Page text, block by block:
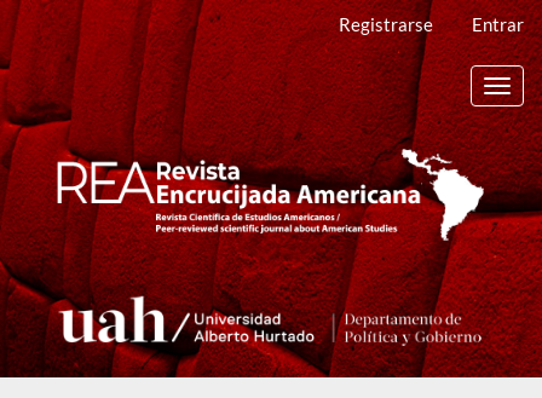
Navegación
principal
Contenido
principal
Barra
lateral
Registrarse Entrar